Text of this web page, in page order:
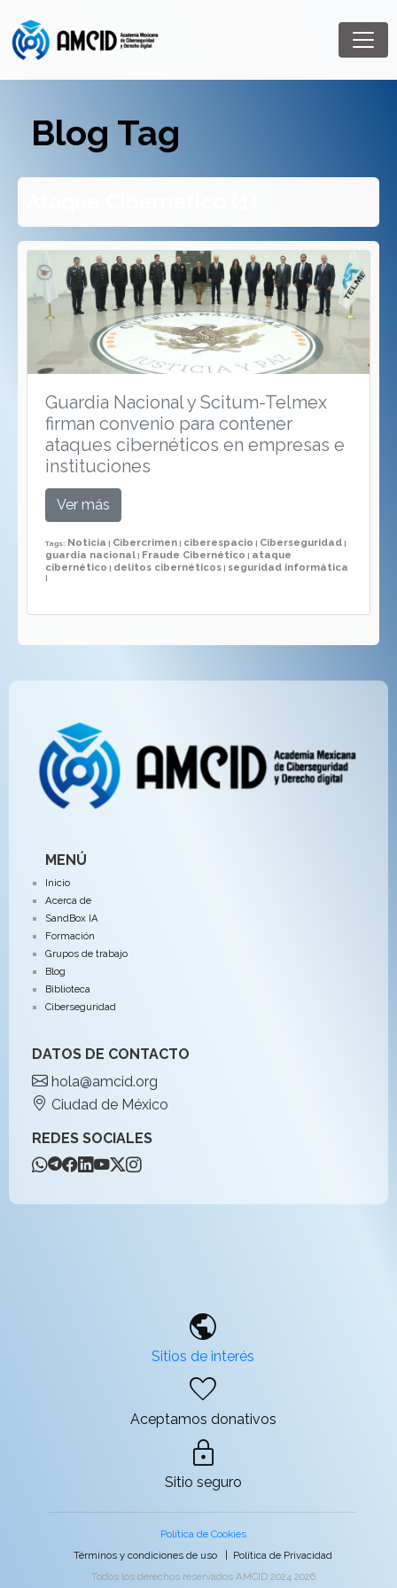
Blog Tag
Guardia Nacional y Scitum-Telmex
firman convenio para contener
ataques cibernéticos en empresas e
instituciones
Ver más
Tags: Noticia | Cibercrimen | ciberespacio | Ciberseguridad |
guardia nacional | Fraude Cibernético | ataque
cibernético | delitos cibernéticos | seguridad informática
|
MENÚ
Inicio
Acerca de
SandBox IA
Formación
Grupos de trabajo
Blog
Biblioteca
Ciberseguridad
DATOS DE CONTACTO
hola@amcid.org
Ciudad de México
REDES SOCIALES
public
Sitios de interés
favorite
Aceptamos donativos
lock
Sitio seguro
Política de Cookies
Términos y condiciones de uso | Política de Privacidad
Todos los derechos reservados AMCID 2024 2026